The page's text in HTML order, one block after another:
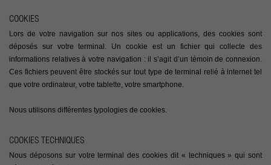
COOKIES
Lors de votre navigation sur nos sites ou applications, des cookies sont
déposés sur votre terminal. Un cookie est un fichier qui collecte des
informations relatives à votre navigation : il s’agit d’un témoin de connexion.
Ces fichiers peuvent être stockés sur tout type de terminal relié à internet tel
que votre ordinateur, votre tablette, votre smartphone.
Nous utilisons différentes typologies de cookies.
COOKIES TECHNIQUES
Nous déposons sur votre terminal des cookies dit « techniques » qui sont